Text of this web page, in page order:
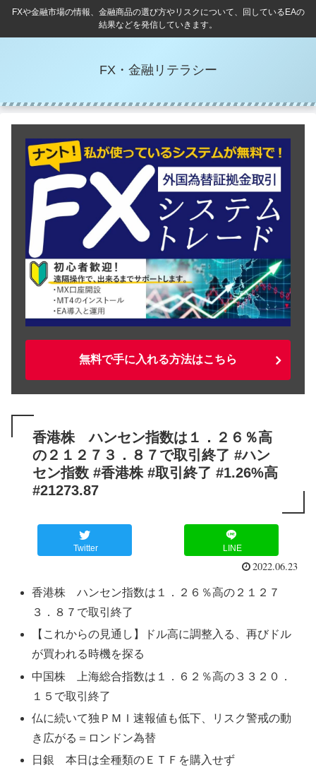
FXや金融市場の情報、金融商品の選び方やリスクについて、回しているEAの
結果などを発信していきます。
FX・金融リテラシー
無料で手に入れる方法はこちら
香港株 ハンセン指数は１．２６％高
の２１２７３．８７で取引終了 #ハン
セン指数 #香港株 #取引終了 #1.26%高
#21273.87
Twitter LINE
2022.06.23
香港株 ハンセン指数は１．２６％高の２１２７
３．８７で取引終了
【これからの見通し】ドル高に調整入る、再びドル
が買われる時機を探る
中国株 上海総合指数は１．６２％高の３３２０．
１５で取引終了
仏に続いて独ＰＭＩ速報値も低下、リスク警戒の動
き広がる＝ロンドン為替
日銀 本日は全種類のＥＴＦを購入せず